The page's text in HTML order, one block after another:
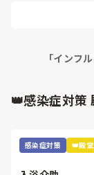
「インフ
👑感染症対策
感染症対策 👑殿